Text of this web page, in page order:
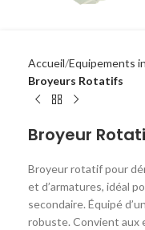
Accueil Equipements
Broyeurs Rotatifs
Broyeur
Broyeur rotatif pour
et d’armatures, idéal
secondaire. Équipé
robuste. Convient aux